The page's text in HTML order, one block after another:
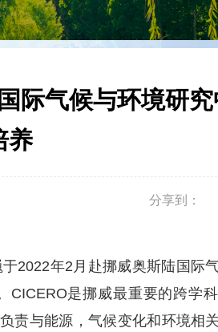
际气候与环境研
养
分享到：
2022年2月赴挪威奥斯陆国际
CICERO是挪威最重要的跨学
责与能源，气候变化和环境相